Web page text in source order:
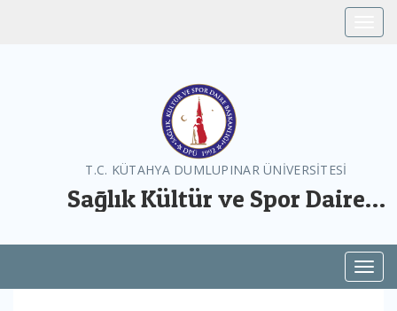
T.C. KÜTAHYA DUMLUPINAR ÜNİVERSİTESİ
Sağlık Kültür ve Spor Daire